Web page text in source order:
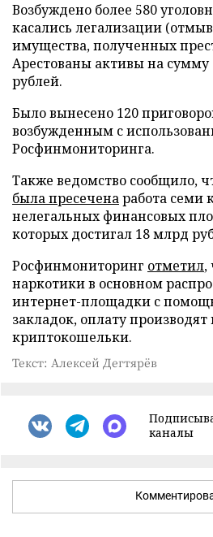
Возбуждено более 580
касались легализации
имущества, полученных
Арестованы активы на сумму
рублей.
Было вынесено 120
возбужденным с
Росфинмониторинга.
Также ведомство сообщило,
была пресеченаработа семи
нелегальных финансовых
которых достигал 18 млрд
Росфинмониторинг отметил,
наркотики в основном
интернет-площадки с
закладок, оплату
криптокошельки.
Текст: Алексей Дегтярёв
каналы